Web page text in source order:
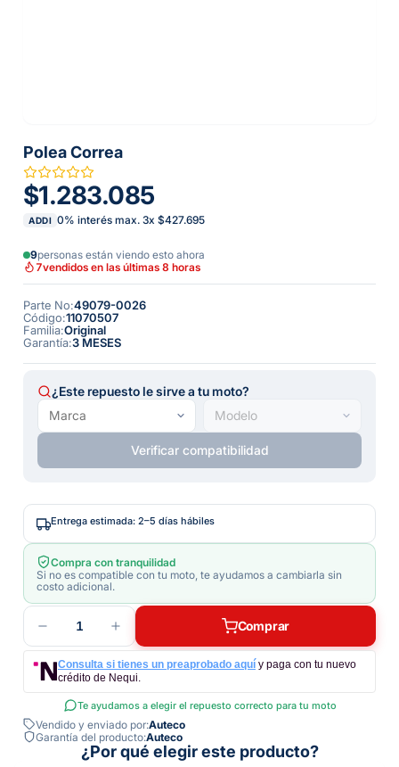
Polea Correa
$1.283.085
ADDI 0% interés max. 3x $427.695
9personas están viendo esto ahora
7vendidos en las últimas 8 horas
Parte No:49079-0026
Código:11070507
Familia:Original
Garantía:3 MESES
¿Este repuesto le sirve a tu moto?
Verificar compatibilidad
Entrega estimada: 2–5 días hábiles
Compra con tranquilidad
Si no es compatible con tu moto, te ayudamos a cambiarla sin
costo adicional.
1 Comprar
Consulta si tienes un preaprobado aquí y paga con tu nuevo
crédito de Nequi.
Te ayudamos a elegir el repuesto correcto para tu moto
Vendido y enviado por:Auteco
Garantía del producto:Auteco
¿Por qué elegir este producto?